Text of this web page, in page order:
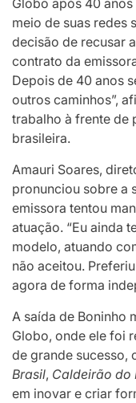
meio de suas redes
decisão de recusar
contrato da
Depois de 40 anos
outros caminhos”,
trabalho à frente de
brasileira.
Amauri Soares,
pronunciou sobre a
emissora tentou
atuação. “Eu ainda
modelo, atuando
não aceitou.
agora de forma
A saída de Boninho
Globo, onde ele foi
de grande sucesso,
Brasil, Caldeirão do
em inovar e criar